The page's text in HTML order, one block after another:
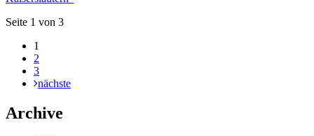
Seite 1 von 3
1
2
3
nächste
Archive